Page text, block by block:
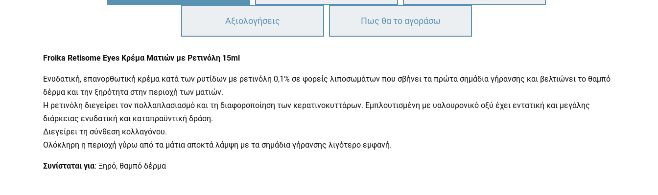
Αξιολογήσεις Πως θα το αγοράσω
Froika Retisome Eyes Κρέμα Ματιών με Ρετινόλη 15ml
Ενυδατική, επανορθωτική κρέμα κατά των ρυτίδων με ρετινόλη 0,1% σε φορείς λιποσωμάτων που σβήνει τα πρώτα σημάδια γήρανσης και βελτιώνει το θαμπό
δέρμα και την ξηρότητα στην περιοχή των ματιών.
Η ρετινόλη διεγείρει τον πολλαπλασιασμό και τη διαφοροποίηση των κερατινοκυττάρων. Εμπλουτισμένη με υαλουρονικό οξύ έχει εντατική και μεγάλης
διάρκειας ενυδατική και καταπραϋντική δράση.
Διεγείρει τη σύνθεση κολλαγόνου.
Ολόκληρη η περιοχή γύρω από τα μάτια αποκτά λάμψη με τα σημάδια γήρανσης λιγότερο εμφανή.
Συνίσταται για: Ξηρό, θαμπό δέρμα